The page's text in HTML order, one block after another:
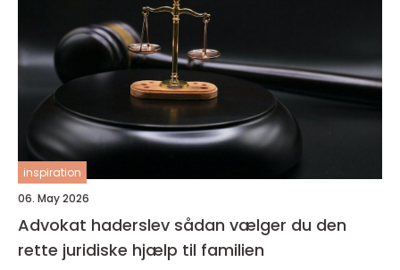
inspiration
06. May 2026
Advokat haderslev sådan vælger du den
rette juridiske hjælp til familien